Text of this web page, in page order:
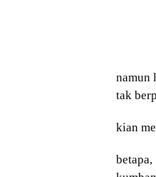
namun
tak
kian
betapa,